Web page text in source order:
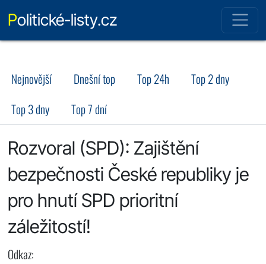
Politické-listy.cz
Nejnovější Dnešní top Top 24h
Top 2 dny
Top 3 dny
Top 7 dní
Rozvoral (SPD): Zajištění
bezpečnosti České republiky je
pro hnutí SPD prioritní
záležitostí!
Odkaz: